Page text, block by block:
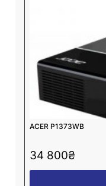
ACER P1373WB
34 800₴